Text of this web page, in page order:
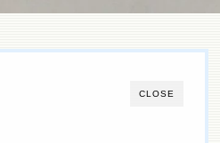
CLOSE